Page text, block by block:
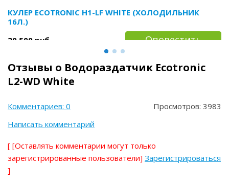
КУЛЕР ECOTRONIC H1-LF WHITE (ХОЛОДИЛЬНИК
16Л.)
20 500 руб
Оповестить
Отзывы о Водораздатчик Ecotronic
L2-WD White
Комментариев: 0
Просмотров: 3983
Написать комментарий
[ [Оставлять комментарии могут только
зарегистрированные пользователи] Зарегистрироваться
]